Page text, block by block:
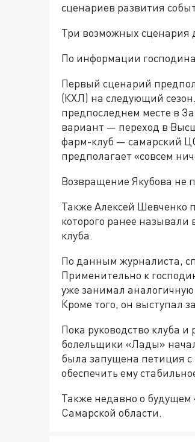
сценариев развития
Три возможных сценария
По информации
Первый сценарий
(КХЛ) на следующий
предпоследнем месте в
вариант — переход в
фарм-клуб — самарский
предполагает «совсем
Возвращение Якубова не
Также Алексей Шевченко
которого ранее
клуба.
По данным журналиста,
Применительно к
уже занимал аналогичную
Кроме того, он выступал
Пока руководство клуба
болельщики «Лады»
была запущена петиция с
обеспечить ему
Также недавно о будущем
Самарской области.